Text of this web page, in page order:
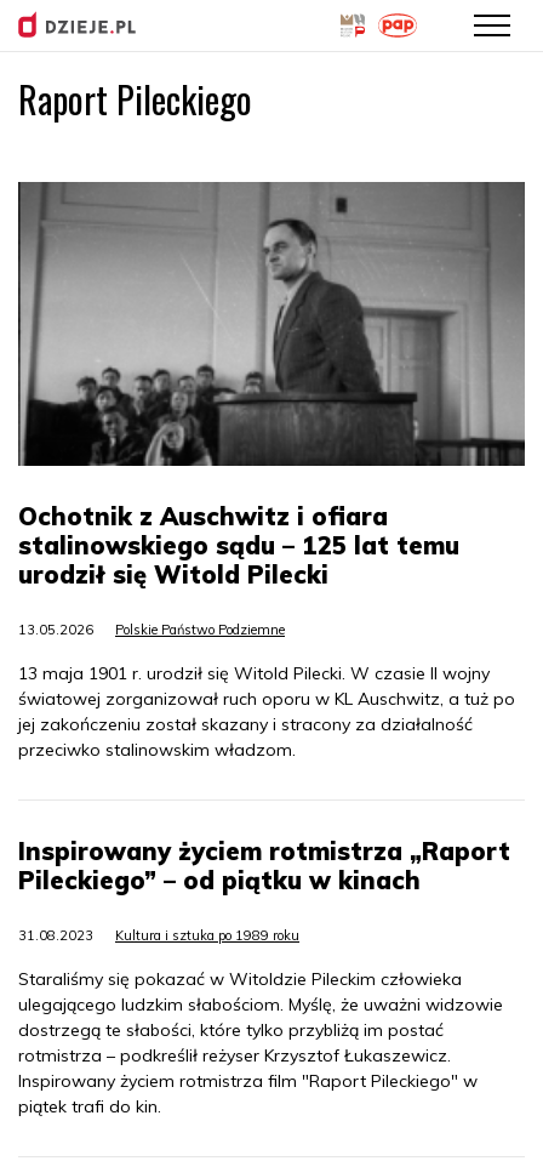
Raport Pileckiego
Ochotnik z Auschwitz i ofiara
stalinowskiego sądu – 125 lat temu
urodził się Witold Pilecki
13.05.2026 Polskie Państwo Podziemne
13 maja 1901 r. urodził się Witold Pilecki. W czasie II wojny
światowej zorganizował ruch oporu w KL Auschwitz, a tuż po
jej zakończeniu został skazany i stracony za działalność
przeciwko stalinowskim władzom.
Inspirowany życiem rotmistrza „Raport
Pileckiego” – od piątku w kinach
31.08.2023 Kultura i sztuka po 1989 roku
Staraliśmy się pokazać w Witoldzie Pileckim człowieka
ulegającego ludzkim słabościom. Myślę, że uważni widzowie
dostrzegą te słabości, które tylko przybliżą im postać
rotmistrza – podkreślił reżyser Krzysztof Łukaszewicz.
Inspirowany życiem rotmistrza film "Raport Pileckiego" w
piątek trafi do kin.